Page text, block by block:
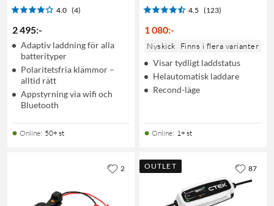
4.0 (4)
2 495:-
Adaptiv laddning för alla
batterityper
Polaritetsfria klämmor –
alltid rätt
Appstyrning via wifi och
Bluetooth
Online: 50+ st
4.5 (123)
1 080:-
Nyskick Finns i flera varianter
Visar tydligt laddstatus
Helautomatisk laddare
Recond-läge
Online: 1+ st
2 OUTLET 87